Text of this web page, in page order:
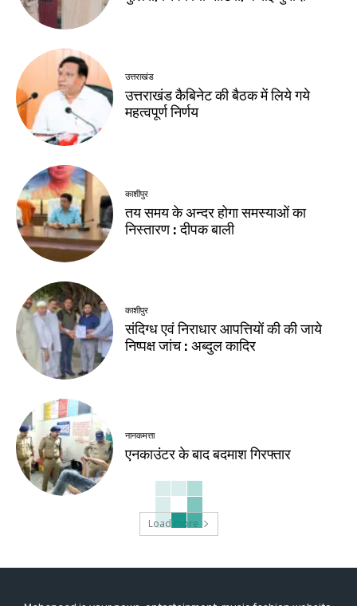
उत्तराखंड
उत्तराखंड कैबिनेट की बैठक में लिये गये
महत्वपूर्ण निर्णय
काशीपुर
तय समय के अन्दर होगा समस्याओं का
निस्तारण : दीपक बाली
काशीपुर
संदिग्ध एवं निराधार आपत्तियों की की जाये
निष्पक्ष जांच : अब्दुल कादिर
नानकमत्ता
एनकाउंटर के बाद बदमाश गिरफ्तार
Load more